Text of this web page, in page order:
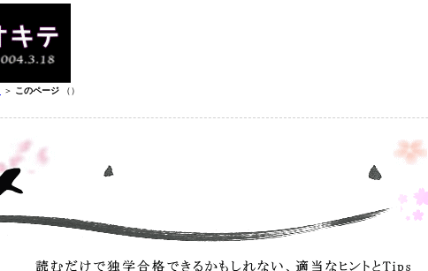
＞ このページ （）